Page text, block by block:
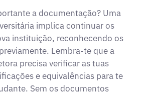
a documentação? Uma
implica continuar os
instituição, reconhecendo os
Lembra-te que a
precisa verificar as tuas
e equivalências para te
Sem os documentos